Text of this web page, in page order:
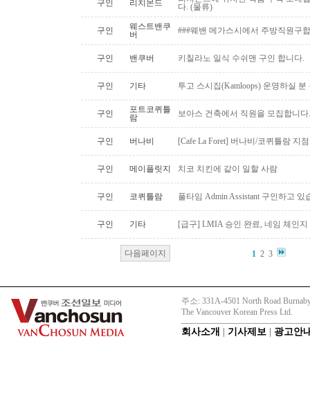
구인 리치몬드
다. (물류)
구인
웨스트밴쿠
버
###웨밴 메가스시에서 주방직원구
구인 밴쿠버 키칠라노 일식 수쉬맨 구인 합니다.
구인 기타 투고 스시집(Kamloops) 운영하실
구인
포트코퀴틀
람
보아스 건축에서 직원을 모집합니다.
구인 버나비 [Cafe La Foret] 버나비/코퀴틀람 지
구인 메이플릿지 치코 치킨에 같이 일할 사람
구인 코퀴틀람 풀타임 Admin Assistant 구인하고 있
구인 기타 [급구] LMIA 승인 완료, 네임 체인
다음페이지 1 2 3
주소: 331A-4501 North Road
The Vancouver Korean Press Ltd.
회사소개 기사제보 광고안